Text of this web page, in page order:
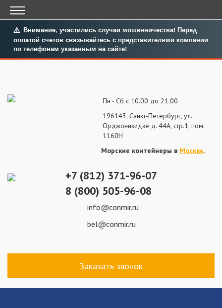
Внимание, участились случаи мошенничества! Перед
оплатой счетов связывайтесь с представителями компании
по телефонам указанным на сайте!
Пн - Сб с 10.00 до 21.00
196143, Санкт-Петербург, ул.
Орджоникидзе д. 44А, стр.1, пом.
1160Н
Морские контейнеры в Москве.
+7 (812) 371-96-07
8 (800) 505-96-08
info@conmir.ru
bel@conmir.ru
Заказать звонок